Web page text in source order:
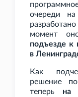
очереди
момент
подъезде к
в
Как
решение
теперь на